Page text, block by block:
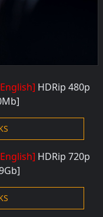
HDRip 480p
b]
HDRip 720p
b]